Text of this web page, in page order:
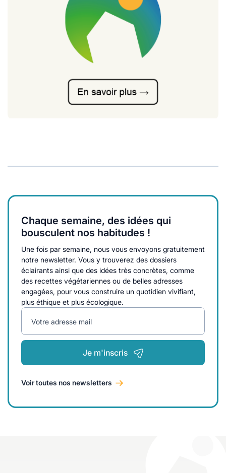
Chaque semaine, des idées qui
bousculent nos habitudes !
Une fois par semaine, nous vous envoyons gratuitement
notre newsletter. Vous y trouverez des dossiers
éclairants ainsi que des idées très concrètes, comme
des recettes végétariennes ou de belles adresses
engagées, pour vous construire un quotidien vivifiant,
plus éthique et plus écologique.
Votre adresse mail
Je m'inscris
Voir toutes nos newsletters